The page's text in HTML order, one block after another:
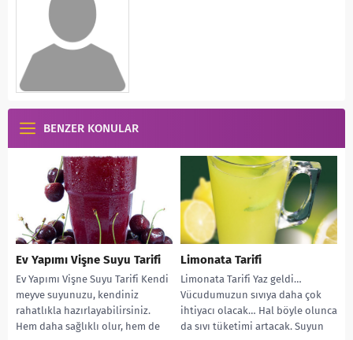
BENZER KONULAR
Ev Yapımı Vişne Suyu Tarifi
Ev Yapımı Vişne Suyu Tarifi Kendi
meyve suyunuzu, kendiniz
rahatlıkla hazırlayabilirsiniz.
Hem daha sağlıklı olur, hem de
Limonata Tarifi
Limonata Tarifi Yaz geldi…
Vücudumuzun sıvıya daha çok
ihtiyacı olacak… Hal böyle olunca
da sıvı tüketimi artacak. Suyun